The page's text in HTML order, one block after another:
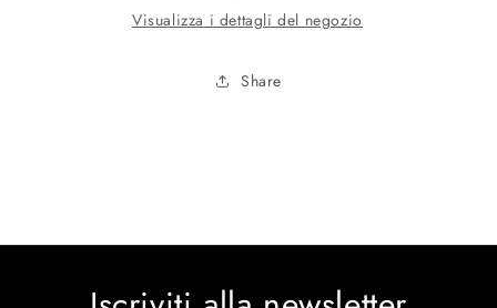
Visualizza i dettagli del negozio
Share